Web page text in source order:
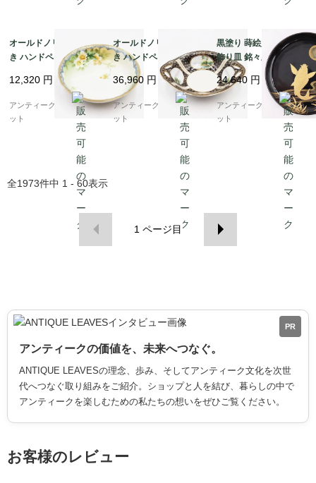
オールドノリタケ 手描
き ハンドペイント デザ
ート皿 ボウル NORITA
KE 日本製 アンティー
ク（水色縁・クリーム
色の花）A
12,320 円
アンティークブルーパロ
ット
オールドノリタケ 手描
き ハンドペイント オー
バル ボウル 耳付き NO
RITAKE 日本製 アンテ
ィーク（黒地に金彩・4
つ窓風景画）
36,960 円
アンティークブルーパロ
ット
黒塗り 蒔絵入り 菓子皿
飾り皿 銘々皿 アンティ
ーク 漆器 上品 おもて
なし アート（昇り鯉・
竹・月）
24,640 円
アンティークブルーパロ
ット
全1973件中 1 - 60表示
1 ページ目
PR
アンティークの価値を、未来へつなぐ。
ANTIQUE LEAVESの理念、歩み、そしてアンティーク文化を次世
代へつなぐ取り組みをご紹介。ショップと人を結び、暮らしの中で
アンティークを楽しむための私たちの想いをぜひご覧ください。
お客様のレビュー